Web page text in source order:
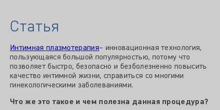
Статья
Интимная плазмотерапия– инновационная технология,
пользующаяся большой популярностью, потому что
позволяет быстро, безопасно и безболезненно повысить
качество интимной жизни, справиться со многими
гинекологическими заболеваниями.
Что же это такое и чем полезна данная процедура?